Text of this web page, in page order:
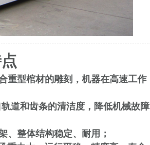
重型棺材的雕刻，机器在高速工作
道和齿条的清洁度，降低机械故障
、整体结构稳定、耐用；